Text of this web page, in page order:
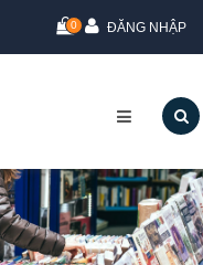
0 ĐĂNG NHẬP